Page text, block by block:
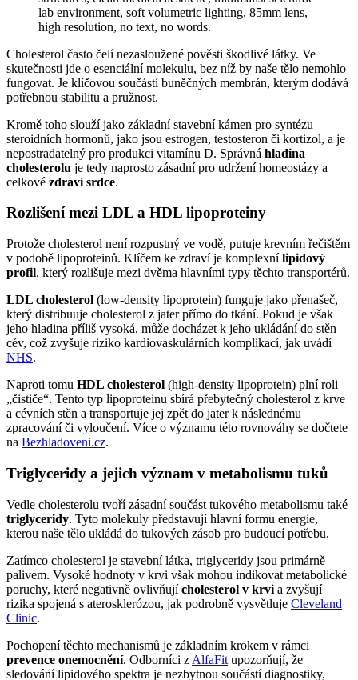
Cholesterol často čelí nezasloužené pověsti škodlivé látky. Ve
skutečnosti jde o esenciální molekulu, bez níž by naše tělo nemohlo
fungovat. Je klíčovou součástí buněčných membrán, kterým dodává
potřebnou stabilitu a pružnost.
Kromě toho slouží jako základní stavební kámen pro syntézu
steroidních hormonů, jako jsou estrogen, testosteron či kortizol, a je
nepostradatelný pro produkci vitamínu D. Správná hladina
cholesterolu je tedy naprosto zásadní pro udržení homeostázy a
celkové zdraví srdce.
Rozlišení mezi LDL a HDL lipoproteiny
Protože cholesterol není rozpustný ve vodě, putuje krevním řečištěm
v podobě lipoproteinů. Klíčem ke zdraví je komplexnílipidový
profil, který rozlišuje mezi dvěma hlavními typy těchto transportérů.
LDL cholesterol (low-density lipoprotein) funguje jako přenašeč,
který distribuuje cholesterol z jater přímo do tkání. Pokud je však
jeho hladina příliš vysoká, může docházet k jeho ukládání do stěn
cév, což zvyšuje riziko kardiovaskulárních komplikací, jak uvádí
NHS.
Naproti tomu HDL cholesterol (high-density lipoprotein) plní roli
„čističe“. Tento typ lipoproteinu sbírá přebytečný cholesterol z krve
a cévních stěn a transportuje jej zpět do jater k následnému
zpracování či vyloučení. Více o významu této rovnováhy se dočtete
na Bezhladoveni.cz.
Triglyceridy a jejich význam v metabolismu tuků
Vedle cholesterolu tvoří zásadní součást tukového metabolismu také
triglyceridy. Tyto molekuly představují hlavní formu energie,
kterou naše tělo ukládá do tukových zásob pro budoucí potřebu.
Zatímco cholesterol je stavební látka, triglyceridy jsou primárně
palivem. Vysoké hodnoty v krvi však mohou indikovat metabolické
poruchy, které negativně ovlivňujícholesterol v krvi a zvyšují
rizika spojená s aterosklerózou, jak podrobně vysvětluje Cleveland
Clinic.
Pochopení těchto mechanismů je základním krokem v rámci
prevence onemocnění. Odborníci z AlfaFit upozorňují, že
sledování lipidového spektra je nezbytnou součástí diagnostiky,